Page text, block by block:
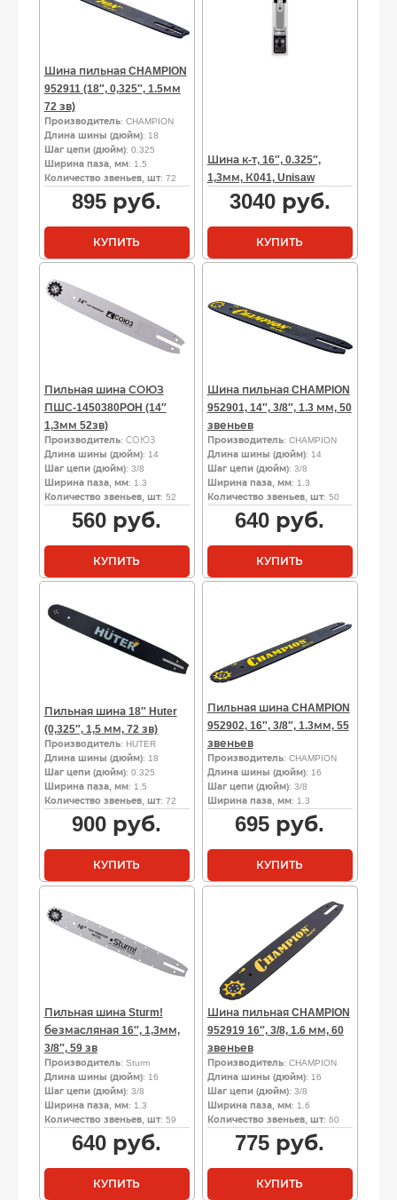
Шина пильная CHAMPION
952911 (18″, 0,325″, 1.5мм
72 зв)
Производитель: CHAMPION
Длина шины (дюйм): 18
Шаг цепи (дюйм): 0.325
Ширина паза, мм: 1.5
Количество звеньев, шт: 72
895 руб.
КУПИТЬ
Шина к-т, 16″, 0.325″,
1,3мм, К041, Unisaw
3040руб.
КУПИТЬ
Пильная шина СОЮЗ
ПШС-1450380POH (14″
1,3мм 52зв)
Производитель: СОЮЗ
Длина шины (дюйм): 14
Шаг цепи (дюйм): 3/8
Ширина паза, мм: 1.3
Количество звеньев, шт: 52
560 руб.
КУПИТЬ
Шина пильная CHAMPION
952901, 14″, 3/8″, 1.3 мм, 50
звеньев
Производитель: CHAMPION
Длина шины (дюйм): 14
Шаг цепи (дюйм): 3/8
Ширина паза, мм: 1.3
Количество звеньев, шт: 50
640 руб.
КУПИТЬ
Пильная шина 18″ Huter
(0,325″, 1,5 мм, 72 зв)
Производитель: HUTER
Длина шины (дюйм): 18
Шаг цепи (дюйм): 0.325
Ширина паза, мм: 1.5
Количество звеньев, шт: 72
900 руб.
КУПИТЬ
Пильная шина CHAMPION
952902, 16″, 3/8″, 1.3мм, 55
звеньев
Производитель: CHAMPION
Длина шины (дюйм): 16
Шаг цепи (дюйм): 3/8
Ширина паза, мм: 1.3
695 руб.
КУПИТЬ
Пильная шина Sturm!
безмасляная 16″, 1,3мм,
3/8″, 59 зв
Производитель: Sturm
Длина шины (дюйм): 16
Шаг цепи (дюйм): 3/8
Ширина паза, мм: 1.3
Количество звеньев, шт: 59
640 руб.
КУПИТЬ
Шина пильная CHAMPION
952919 16″, 3/8, 1.6 мм, 60
звеньев
Производитель: CHAMPION
Длина шины (дюйм): 16
Шаг цепи (дюйм): 3/8
Ширина паза, мм: 1.6
Количество звеньев, шт: 60
775 руб.
КУПИТЬ